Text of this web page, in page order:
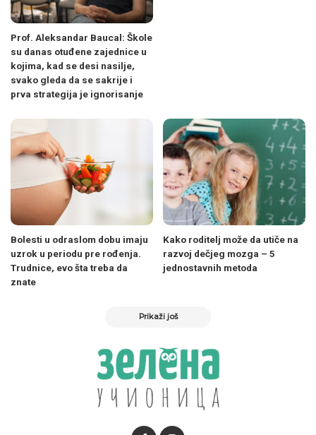
Prof. Aleksandar Baucal: Škole
su danas otuđene zajednice u
kojima, kad se desi nasilje,
svako gleda da se sakrije i
prva strategija je ignorisanje
Bolesti u odraslom dobu imaju
uzrok u periodu pre rođenja.
Trudnice, evo šta treba da
znate
Kako roditelj može da utiče na
razvoj dečjeg mozga – 5
jednostavnih metoda
Prikaži još